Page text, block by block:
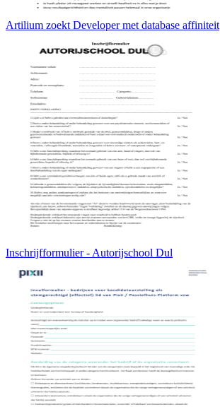
Artilium zoekt Developer met database affiniteit
Inschrijfformulier - Autorijschool Dul